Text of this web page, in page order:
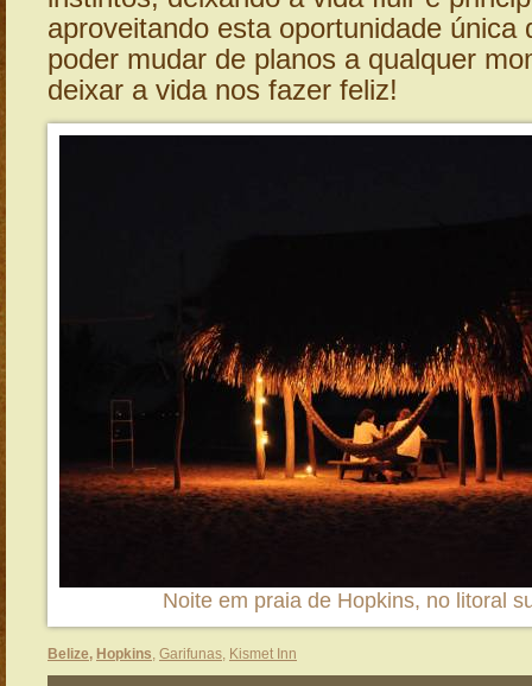
aproveitando esta oportunidade única
poder mudar de planos a qualquer
deixar a vida nos fazer feliz!
Noite em praia de Hopkins, no litoral
Belize, Hopkins, Garifunas, Kismet Inn